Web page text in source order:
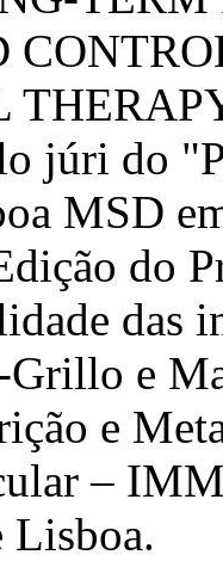
júri do
MSD
do
das
e
e
–
Lisboa.